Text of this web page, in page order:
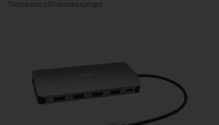
Tootekood: c31nanodockpropd